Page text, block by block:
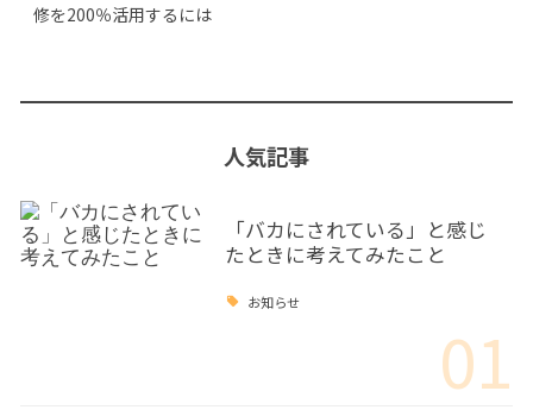
修を200％活用するには
人気記事
「バカにされている」と感じ
たときに考えてみたこと
お知らせ
01